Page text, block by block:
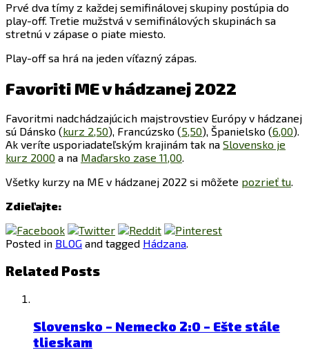
Prvé dva tímy z každej semifinálovej skupiny postúpia do
play-off. Tretie mužstvá v semifinálových skupinách sa
stretnú v zápase o piate miesto.
Play-off sa hrá na jeden víťazný zápas.
Favoriti ME v hádzanej 2022
Favoritmi nadchádzajúcich majstrovstiev Európy v hádzanej
sú Dánsko (kurz 2,50), Francúzsko (5,50), Španielsko (6,00).
Ak veríte usporiadateľským krajinám tak na Slovensko je
kurz 2000 a na Maďarsko zase 11,00.
Všetky kurzy na ME v hádzanej 2022 si môžete pozrieť tu.
Zdieľajte:
Posted in BLOG and tagged Hádzana.
Related Posts
Slovensko – Nemecko 2:0 – Ešte stále
tlieskam